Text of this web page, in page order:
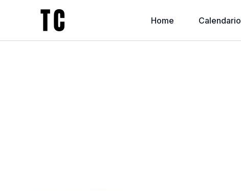
Home Calendario